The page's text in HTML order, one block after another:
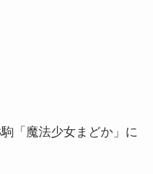
「魔法少女まどか」に